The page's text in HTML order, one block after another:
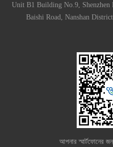
Unit B1 Building No.9, Shenzhen
Baishi Road, Nanshan
আপনার স্মার্টফোনের